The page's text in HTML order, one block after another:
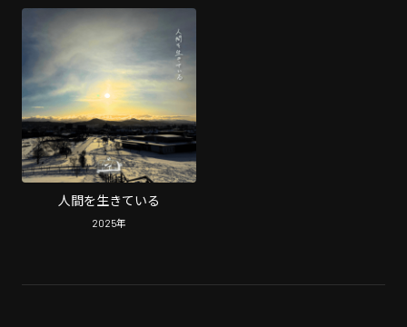
人間を生きている
2025年